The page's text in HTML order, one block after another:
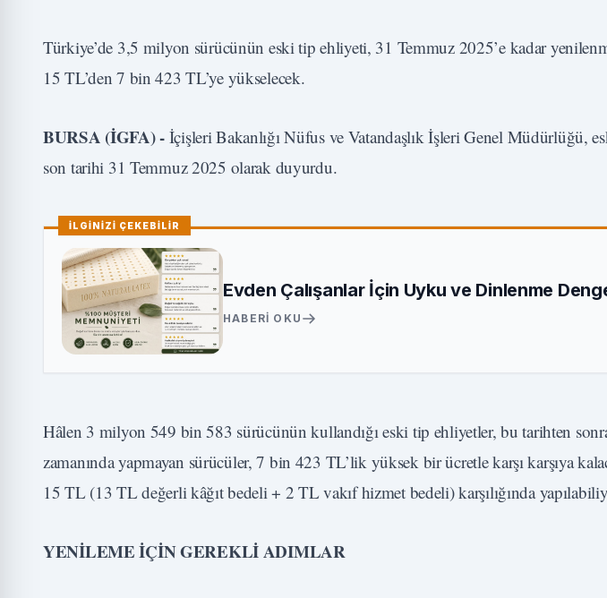
Türkiye’de 3,5 milyon sürücünün eski tip ehliyeti, 31 Temmuz 2025’e kadar
15 TL’den 7 bin 423 TL’ye yükselecek.
BURSA (İGFA) - İçişleri Bakanlığı Nüfus ve Vatandaşlık İşleri Genel Müdürlüğü,
son tarihi 31 Temmuz 2025 olarak duyurdu.
İLGİNİZİ ÇEKEBİLİR
Evden Çalışanlar İçin Uyku ve Dinlenme
HABERI OKU
Hâlen 3 milyon 549 bin 583 sürücünün kullandığı eski tip ehliyetler, bu tarihten
zamanında yapmayan sürücüler, 7 bin 423 TL’lik yüksek bir ücretle karşı karşıya
15 TL (13 TL değerli kâğıt bedeli + 2 TL vakıf hizmet bedeli) karşılığında
YENİLEME İÇİN GEREKLİ ADIMLAR